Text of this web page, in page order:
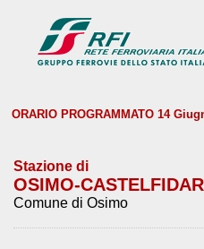
ORARIO PROGRAMMATO 14
Stazione di
OSIMO-
Comune di Osimo